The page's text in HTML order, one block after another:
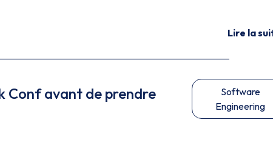
Lire la
Conf avant de prendre
Software
Engineering